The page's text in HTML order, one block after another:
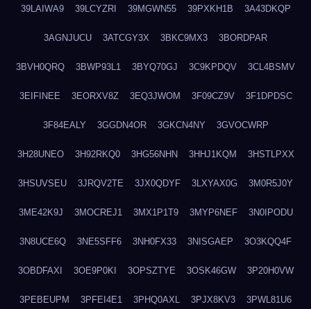
39LAIWA9 39LCYZRI 39MGWN55 39PXKH1B 3A43DKQP
3AGNJUCU 3ATCGY3X 3BKC9MX3 3BORDPAR
3BVH0QRQ 3BWP93L1 3BYQ70GJ 3C9KPDQV 3CL4BSMV
3EIFINEE 3EORXV8Z 3EQ3JWOM 3F09CZ9V 3F1DPDSC
3F84EALY 3GGDN4OR 3GKCN4NY 3GVOCWRP
3H28UNEO 3H92RKQ0 3HG56NHN 3HHJ1KQM 3HSTLPXX
3HSUVSEU 3JRQV2TE 3JX0QDYF 3LXYAX0G 3M0R5J0Y
3ME42K9J 3MOCREJ1 3MX1P1T9 3MYP6NEF 3N0IPODU
3N8UCE6Q 3NE5SFF6 3NH0FX33 3NISGAEP 3O3KQQ4F
3OBDFAXI 3OE9P0KI 3OPSZTYE 3OSK46GW 3P20H0VW
3PEBEUPM 3PFEI4E1 3PHQ0AXL 3PJX8KV3 3PWL81U6